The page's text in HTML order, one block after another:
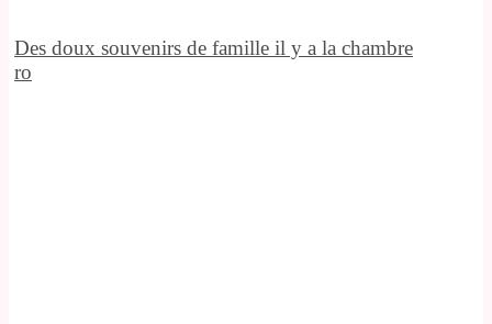
Des doux souvenirs de famille il y a la chambre
ro